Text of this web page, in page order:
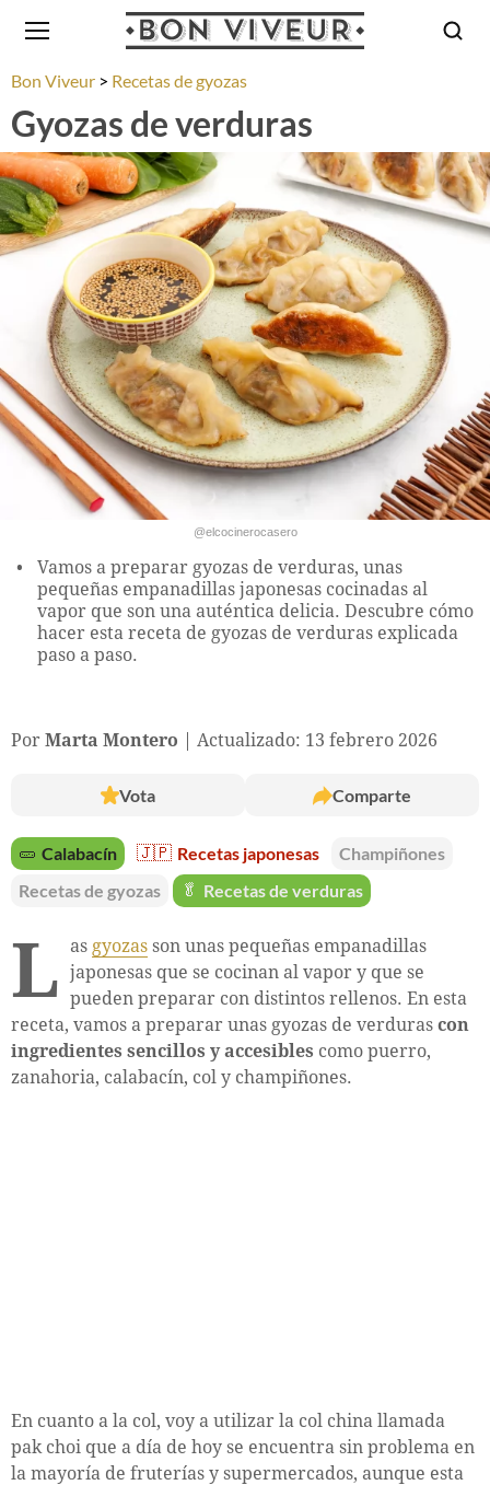
Bon Viveur Recetas de gyozas
Gyozas de verduras
@elcocinerocasero
Vamos a preparar gyozas de verduras, unas
pequeñas empanadillas japonesas cocinadas al
vapor que son una auténtica delicia. Descubre cómo
hacer esta receta de gyozas de verduras explicada
paso a paso.
Por Marta Montero Actualizado: 13 febrero 2026
Vota Comparte
🥒 Calabacín 🇯🇵 Recetas japonesas
Champiñones
Recetas de gyozas
🥬 Recetas de verduras
L as gyozas son unas pequeñas empanadillas
japonesas que se cocinan al vapor y que se
pueden preparar con distintos rellenos. En esta
receta, vamos a preparar unas gyozas de verduras con
ingredientes sencillos y accesibles como puerro,
zanahoria, calabacín, col y champiñones.
En cuanto a la col, voy a utilizar la col china llamada
pak choi que a día de hoy se encuentra sin problema en
la mayoría de fruterías y supermercados, aunque esta